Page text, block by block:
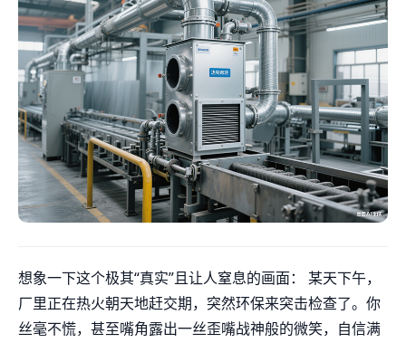
想象一下这个极其“真实”且让人窒息的画面： 某天下午，
厂里正在热火朝天地赶交期，突然环保来突击检查了。你
丝毫不慌，甚至嘴角露出一丝歪嘴战神般的微笑，自信满